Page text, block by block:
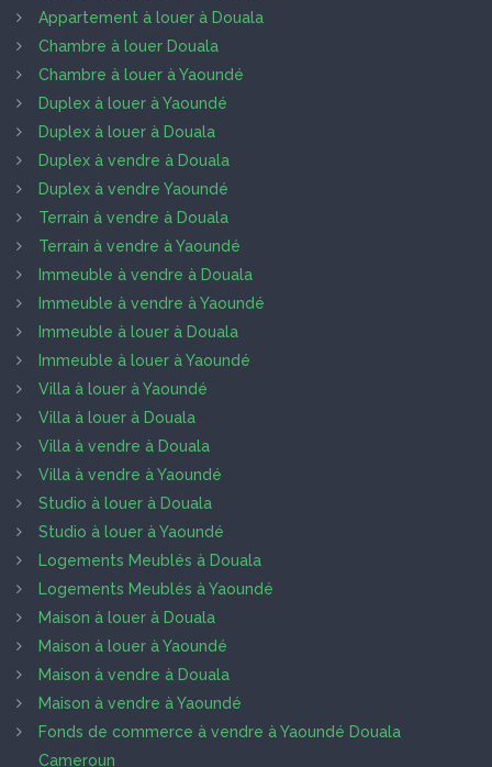
Appartement à louer à Douala
Chambre à louer Douala
Chambre à louer à Yaoundé
Duplex à louer à Yaoundé
Duplex à louer à Douala
Duplex à vendre à Douala
Duplex à vendre Yaoundé
Terrain à vendre à Douala
Terrain à vendre à Yaoundé
Immeuble à vendre à Douala
Immeuble à vendre à Yaoundé
Immeuble à louer à Douala
Immeuble à louer à Yaoundé
Villa à louer à Yaoundé
Villa à louer à Douala
Villa à vendre à Douala
Villa à vendre à Yaoundé
Studio à louer à Douala
Studio à louer à Yaoundé
Logements Meublés à Douala
Logements Meublés à Yaoundé
Maison à louer à Douala
Maison à louer à Yaoundé
Maison à vendre à Douala
Maison à vendre à Yaoundé
Fonds de commerce à vendre à Yaoundé Douala
Cameroun